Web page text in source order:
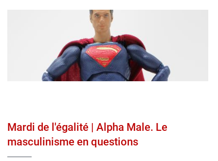
Mardi de l'égalité | Alpha Male. Le
masculinisme en questions